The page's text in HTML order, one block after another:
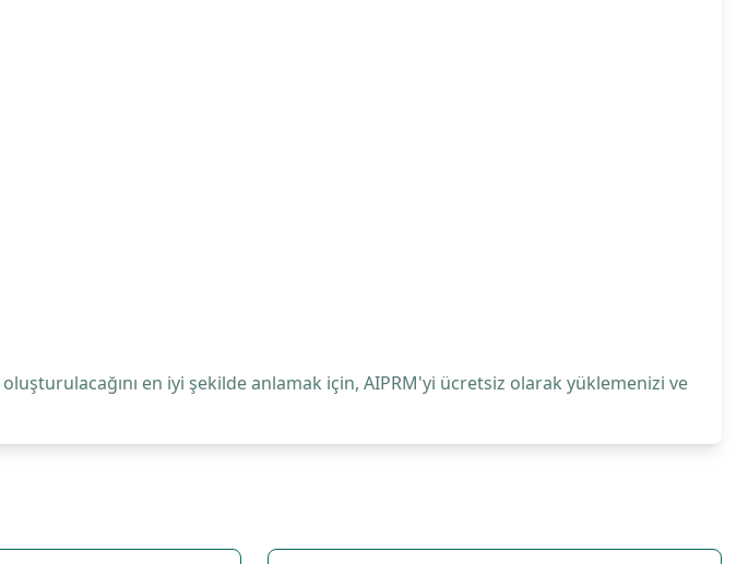
en iyi şekilde anlamak için, AIPRM'yi ücretsiz olarak yüklemenizi ve